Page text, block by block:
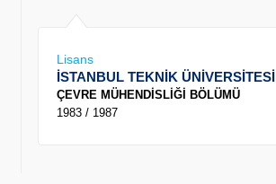
Lisans
İSTANBUL TEKNİK ÜNİVERSİTESİ
ÇEVRE MÜHENDİSLİĞİ BÖLÜMÜ
1983 / 1987